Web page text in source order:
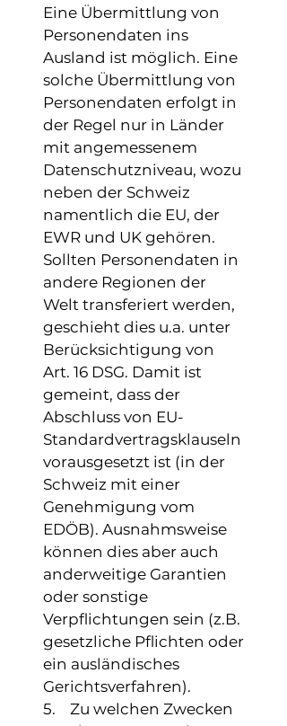
Eine Übermittlung von
Personendaten ins
Ausland ist möglich. Eine
solche Übermittlung von
Personendaten erfolgt in
der Regel nur in Länder
mit angemessenem
Datenschutzniveau, wozu
neben der Schweiz
namentlich die EU, der
EWR und UK gehören.
Sollten Personendaten in
andere Regionen der
Welt transferiert werden,
geschieht dies u.a. unter
Berücksichtigung von
Art. 16 DSG. Damit ist
gemeint, dass der
Abschluss von EU-
Standardvertragsklauseln
vorausgesetzt ist (in der
Schweiz mit einer
Genehmigung vom
EDÖB). Ausnahmsweise
können dies aber auch
anderweitige Garantien
oder sonstige
Verpflichtungen sein (z.B.
gesetzliche Pflichten oder
ein ausländisches
Gerichtsverfahren).
5. Zu welchen Zwecken